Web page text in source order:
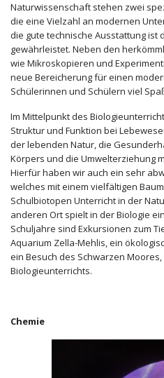
Naturwissenschaft stehen zwei
die eine Vielzahl an modernen
die gute technische Ausstattung ist
gewährleistet. Neben den
wie Mikroskopieren und
neue Bereicherung für einen
Schülerinnen und Schülern viel
Im Mittelpunkt des
Struktur und Funktion bei
der lebenden Natur, die
Körpers und die Umwelterziehung
Hierfür haben wir auch ein sehr
welches mit einem vielfältigen
Schulbiotopen Unterricht in der
anderen Ort spielt in der Biologie
Schuljahre sind Exkursionen zum
Aquarium Zella-Mehlis, ein
ein Besuch des Schwarzen Moores,
Biologieunterrichts.
Chemie